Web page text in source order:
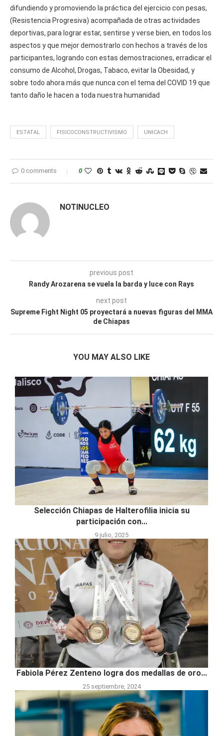
difundiendo y promoviendo la práctica del ejercicio con pesas,
(Resistencia Progresiva) acompañada de otras actividades
deportivas, para lograr estar, sentirse y verse bien, en todos los
aspectos y que mejor demostrarlo con hechos a través de los
participantes, logrando con estas demostraciones, erradicar el
consumo de Alcohol, Drogas, Tabaco, evitar la Obesidad, y
sobre todo ahora más que nunca con el tema del COVID 19 que
tanto daño le hacen a toda nuestra humanidad
ESTATAL FISICOCONSTRUCTIVISMO UNICACH
0 comments 0
NOTINUCLEO
previous post
Randy Arozarena se vuela la barda y luce con Rays
next post
Supreme Fight Night 05 proyectará a nuevas figuras del MMA
de Chiapas
YOU MAY ALSO LIKE
Selección Chiapas de Halterofilia inicia su
participación con...
9 julio, 2025
Fabiola Pérez Zenteno logra dos medallas de oro...
25 septiembre, 2024